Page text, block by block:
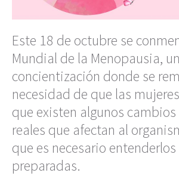
Este 18 de octubre se
Mundial de la Menopausia,
concientización donde se
necesidad de que las
que existen algunos
reales que afectan al
que es necesario
preparadas.